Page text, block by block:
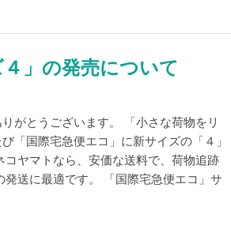
」の発売について
がとうございます。 「小さな荷物をリ
「国際宅急便エコ」に新サイズの「４」
ヤマトなら、安価な送料で、荷物追跡
送に最適です。 「国際宅急便エコ」サ